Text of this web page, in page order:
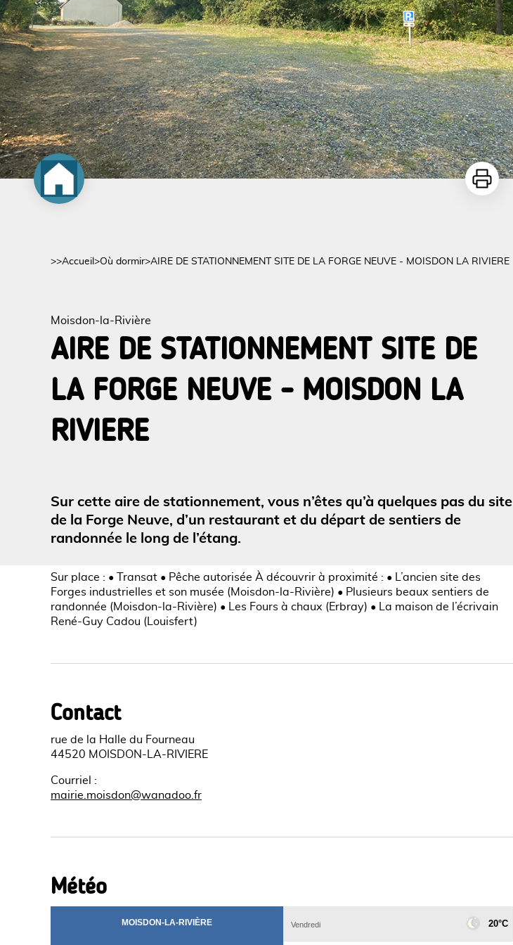
Voir l'image en plein écran
Imprimer
>>Accueil >Où dormir>AIRE DE STATIONNEMENT SITE DE LA FORGE NEUVE - MOISDON LA RIVIERE
Moisdon-la-Rivière
AIRE DE STATIONNEMENT SITE DE
LA FORGE NEUVE - MOISDON LA
RIVIERE
Sur cette aire de stationnement, vous n’êtes qu’à quelques pas du site
de la Forge Neuve, d’un restaurant et du départ de sentiers de
randonnée le long de l’étang.
Sur place : • Transat • Pêche autorisée À découvrir à proximité : • L’ancien site des
Forges industrielles et son musée (Moisdon-la-Rivière) • Plusieurs beaux sentiers de
randonnée (Moisdon-la-Rivière) • Les Fours à chaux (Erbray) • La maison de l’écrivain
René-Guy Cadou (Louisfert)
Contact
rue de la Halle du Fourneau
44520 MOISDON-LA-RIVIERE
Courriel
:
mairie.moisdon@wanadoo.fr
Météo